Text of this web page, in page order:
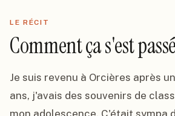
LE RÉCIT
Comment ça s'est
Je suis revenu à Orcières après
ans, j'avais des souvenirs de
mon adolescence. C'était sympa